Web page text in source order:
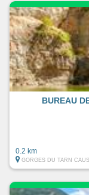
BUREAU
0.2 km
GORGES DU TARN